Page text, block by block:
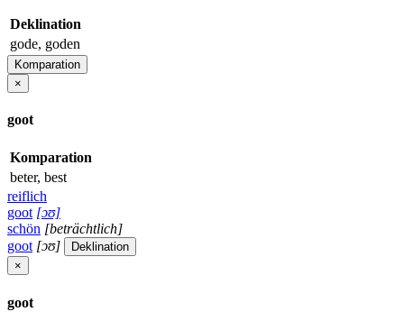
Deklination
gode, goden
Komparation
×
goot
Komparation
beter, best
reiflich
goot [ɔʊ]
schön [beträchtlich]
goot [ɔʊ]
Deklination
×
goot